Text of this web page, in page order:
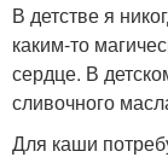
В детстве я
каким-то
сердце. В
сливочного
Для каши